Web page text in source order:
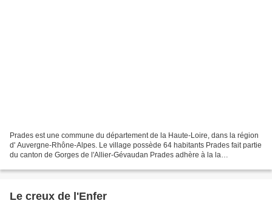
Prades est une commune du département de la Haute-Loire, dans la région
d' Auvergne-Rhône-Alpes. Le village possède 64 habitants Prades fait partie
du canton de Gorges de l'Allier-Gévaudan Prades adhère à la la
Le creux de l'Enfer